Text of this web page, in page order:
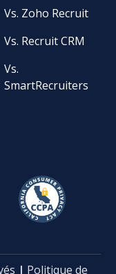
Vs. Zoho Recruit
Vs. Recruit CRM
Vs.
SmartRecruiters
| Politique de